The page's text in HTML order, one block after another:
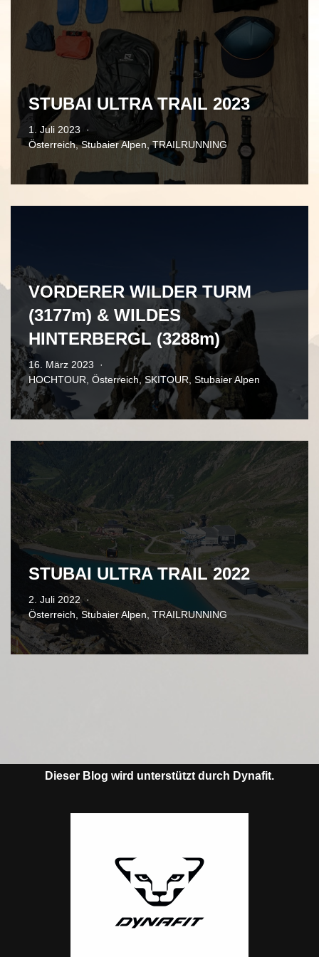
STUBAI ULTRA TRAIL 2023
1. Juli 2023
Österreich,Stubaier Alpen,TRAILRUNNING
VORDERER WILDER TURM
(3177m) & WILDES
HINTERBERGL (3288m)
16. März 2023
HOCHTOUR, Österreich, SKITOUR, Stubaier Alpen
STUBAI ULTRA TRAIL 2022
2. Juli 2022
Österreich, Stubaier Alpen,TRAILRUNNING
Dieser Blog wird unterstützt durch Dynafit.